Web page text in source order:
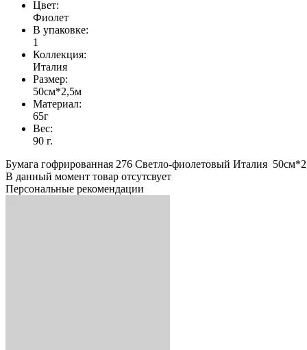
Цвет:
Фиолет
В упаковке:
1
Коллекция:
Италия
Размер:
50см*2,5м
Материал:
65г
Вес:
90 г.
Бумага гофрированная 276 Светло-фиолетовый Италия
В данный момент товар отсутсвует
Персональные рекомендации